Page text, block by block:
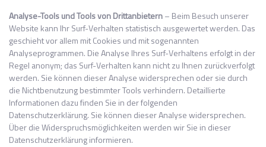
Analyse-Tools und Tools von Drittanbietern– Beim Besuch unserer
Website kann Ihr Surf-Verhalten statistisch ausgewertet werden. Das
geschieht vor allem mit Cookies und mit sogenannten
Analyseprogrammen. Die Analyse Ihres Surf-Verhaltens erfolgt in der
Regel anonym; das Surf-Verhalten kann nicht zu Ihnen zurückverfolgt
werden. Sie können dieser Analyse widersprechen oder sie durch
die Nichtbenutzung bestimmter Tools verhindern. Detaillierte
Informationen dazu finden Sie in der folgenden
Datenschutzerklärung. Sie können dieser Analyse widersprechen.
Über die Widerspruchsmöglichkeiten werden wir Sie in dieser
Datenschutzerklärung informieren.